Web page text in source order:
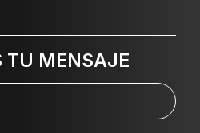
TU MENSAJE